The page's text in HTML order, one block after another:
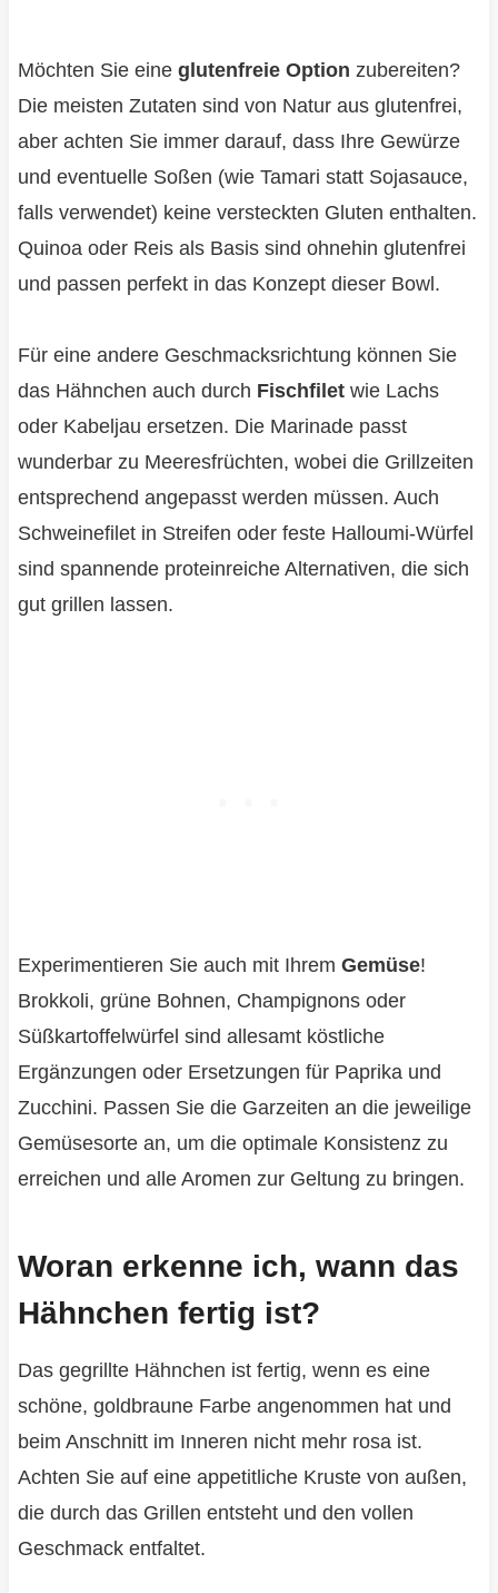
Möchten Sie eine glutenfreie Option zubereiten?
Die meisten Zutaten sind von Natur aus glutenfrei,
aber achten Sie immer darauf, dass Ihre Gewürze
und eventuelle Soßen (wie Tamari statt Sojasauce,
falls verwendet) keine versteckten Gluten enthalten.
Quinoa oder Reis als Basis sind ohnehin glutenfrei
und passen perfekt in das Konzept dieser Bowl.
Für eine andere Geschmacksrichtung können Sie
das Hähnchen auch durch Fischfiletwie Lachs
oder Kabeljau ersetzen. Die Marinade passt
wunderbar zu Meeresfrüchten, wobei die Grillzeiten
entsprechend angepasst werden müssen. Auch
Schweinefilet in Streifen oder feste Halloumi-Würfel
sind spannende proteinreiche Alternativen, die sich
gut grillen lassen.
Experimentieren Sie auch mit Ihrem Gemüse!
Brokkoli, grüne Bohnen, Champignons oder
Süßkartoffelwürfel sind allesamt köstliche
Ergänzungen oder Ersetzungen für Paprika und
Zucchini. Passen Sie die Garzeiten an die jeweilige
Gemüsesorte an, um die optimale Konsistenz zu
erreichen und alle Aromen zur Geltung zu bringen.
Woran erkenne ich, wann das
Hähnchen fertig ist?
Das gegrillte Hähnchen ist fertig, wenn es eine
schöne, goldbraune Farbe angenommen hat und
beim Anschnitt im Inneren nicht mehr rosa ist.
Achten Sie auf eine appetitliche Kruste von außen,
die durch das Grillen entsteht und den vollen
Geschmack entfaltet.